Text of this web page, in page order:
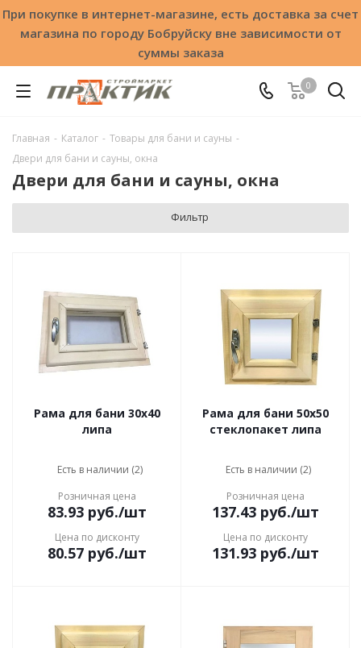
При покупке в интернет-магазине, есть доставка за счет
магазина по городу Бобруйску вне зависимости от
суммы заказа
0
Главная - Каталог - Товары для бани и сауны -
Двери для бани и сауны, окна
Двери для бани и сауны, окна
Фильтр
Рама для бани 30x40
липа
Есть в наличии (2)
Розничная цена
83.93руб./шт
Цена по дисконту
80.57руб./шт
Рама для бани 50x50
стеклопакет липа
Есть в наличии (2)
Розничная цена
137.43руб./шт
Цена по дисконту
131.93руб./шт